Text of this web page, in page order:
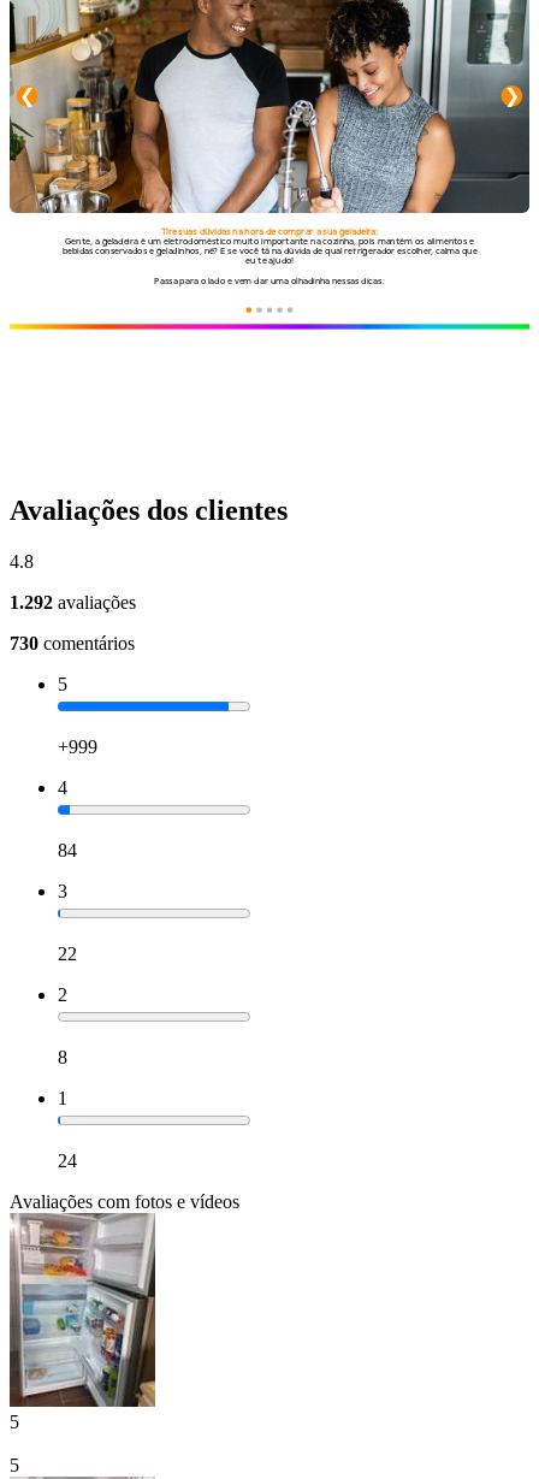
Avaliações dos clientes
4.8
1.292 avaliações
730 comentários
5
+999
4
84
3
22
2
8
1
24
Avaliações com fotos e vídeos
5
5